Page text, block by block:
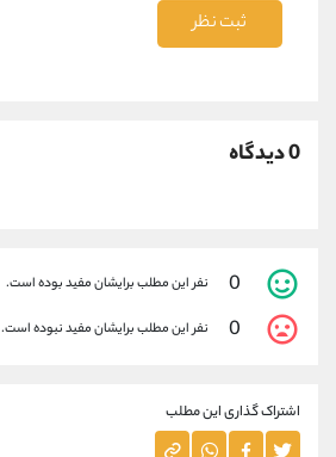
ثبت نظر
0 دیدگاه
0 نفر این مطلب برایشان مفید بوده است.
0 نفر این مطلب برایشان مفید نبوده است.
اشتراک گذاری این مطلب